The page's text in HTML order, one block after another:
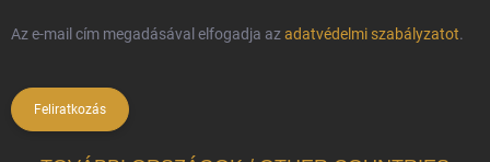
Az e-mail cím megadásával elfogadja azadatvédelmi szabályzatot.
Feliratkozás